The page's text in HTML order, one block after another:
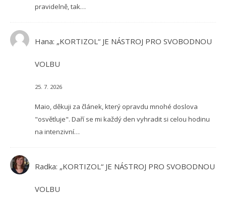
pravidelně, tak…
Hana: „KORTIZOL“ JE NÁSTROJ PRO SVOBODNOU
VOLBU
25. 7. 2026
Maio, děkuji za článek, který opravdu mnohé doslova
"osvětluje". Daří se mi každý den vyhradit si celou hodinu
na intenzivní…
Radka: „KORTIZOL“ JE NÁSTROJ PRO SVOBODNOU
VOLBU